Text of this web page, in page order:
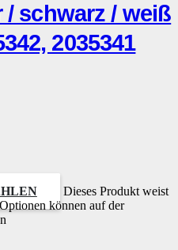
/ schwarz / weiß
2035341
Dieses Produkt weist
können auf der